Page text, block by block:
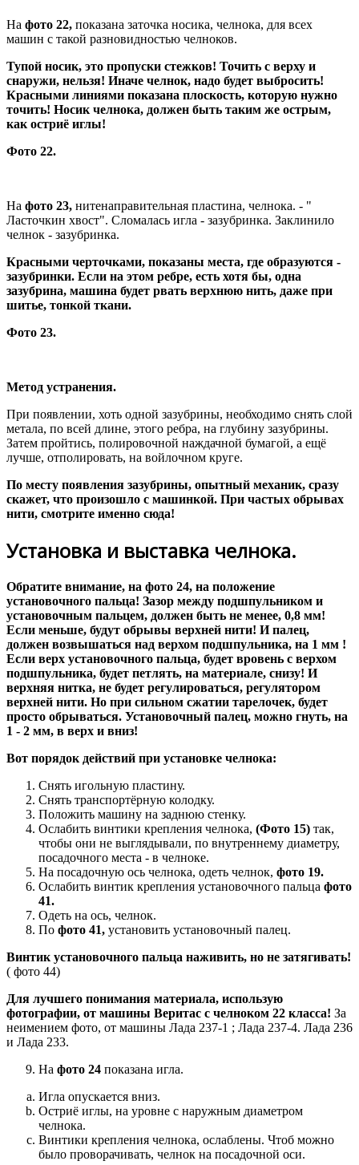
На фото 22, показана заточка носика, челнока, для всех
машин с такой разновидностью челноков.
Тупой носик, это пропуски стежков! Точить с верху и
снаружи, нельзя! Иначе челнок, надо будет выбросить!
Красными линиями показана плоскость, которую нужно
точить! Носик челнока, должен быть таким же острым,
как остриё иглы!
Фото 22.
На фото 23, нитенаправительная пластина, челнока. - "
Ласточкин хвост". Сломалась игла - зазубринка. Заклинило
челнок - зазубринка.
Красными черточками, показаны места, где образуются -
зазубринки. Если на этом ребре, есть хотя бы, одна
зазубрина, машина будет рвать верхнюю нить, даже при
шитье, тонкой ткани.
Фото 23.
Метод устранения.
При появлении, хоть одной зазубрины, необходимо снять слой
метала, по всей длине, этого ребра, на глубину зазубрины.
Затем пройтись, полировочной наждачной бумагой, а ещё
лучше, отполировать, на войлочном круге.
По месту появления зазубрины, опытный механик, сразу
скажет, что произошло с машинкой. При частых обрывах
нити, смотрите именно сюда!
Установка и выставка челнока.
Обратите внимание, на фото 24, на положение
установочного пальца! Зазор между подшпульником и
установочным пальцем, должен быть не менее, 0,8 мм!
Если меньше, будут обрывы верхней нити! И палец,
должен возвышаться над верхом подшпульника, на 1 мм !
Если верх установочного пальца, будет вровень с верхом
подшпульника, будет петлять, на материале, снизу! И
верхняя нитка, не будет регулироваться, регулятором
верхней нити. Но при сильном сжатии тарелочек, будет
просто обрываться. Установочный палец, можно гнуть, на
1 - 2 мм, в верх и вниз!
Вот порядок действий при установке челнока:
Снять игольную пластину.
Снять транспортёрную колодку.
Положить машину на заднюю стенку.
Ослабить винтики крепления челнока, (Фото 15) так,
чтобы они не выглядывали, по внутреннему диаметру,
посадочного места - в челноке.
На посадочную ось челнока, одеть челнок, фото 19.
Ослабить винтик крепления установочного пальца фото
41.
Одеть на ось, челнок.
По фото 41, установить установочный палец.
Винтик установочного пальца наживить, но не затягивать!
( фото 44)
Для лучшего понимания материала, использую
фотографии, от машины Веритас с челноком 22 класса! За
неимением фото, от машины Лада 237-1 ; Лада 237-4. Лада 236
и Лада 233.
На фото 24 показана игла.
Игла опускается вниз.
Остриё иглы, на уровне с наружным диаметром
челнока.
Винтики крепления челнока, ослаблены. Чтоб можно
было проворачивать, челнок на посадочной оси.